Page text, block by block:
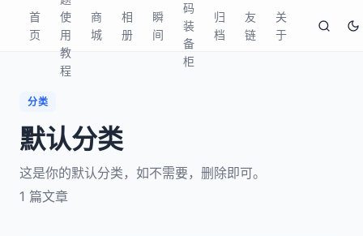
首
页
使
用
教
程
商
城
相
册
瞬
间
码
装
备
柜
归
档
友
链
关
于
分类
默认分类
这是你的默认分类，如不需要，删除即可。
1 篇文章